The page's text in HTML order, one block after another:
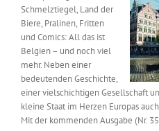
Messen & Events
Unternehmen
Interviews
Schmelztiegel, Land der
Biere, Pralinen, Fritten
und Comics: All das ist
Belgien – und noch viel
mehr. Neben einer
bedeutenden Geschichte,
einer vielschichtigen Gesellschaft
kleine Staat im Herzen Europas
Mit der kommenden Ausgabe (Nr.